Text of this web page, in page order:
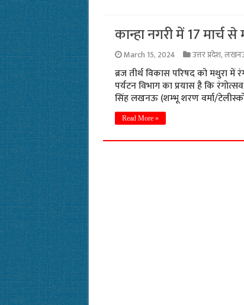
कान्हा नगरी में 17 मार्च
March 15, 2024 उत्तर प्रदेश,
ब्रज तीर्थ विकास परिषद को मथुरा
पर्यटन विभाग का प्रयास है कि
सिंह लखनऊ (शम्भू शरण वर्मा/
Read More »